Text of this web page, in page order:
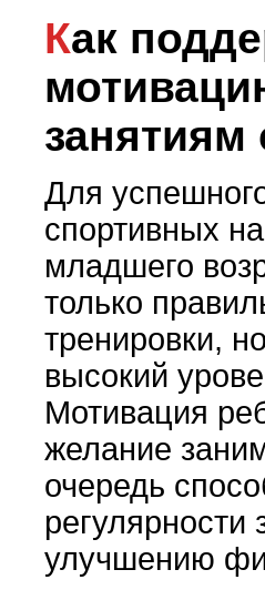
Как поддержать
занятиям
Для
спортивных
младшего
только
тренировки,
высокий
Мотивация
желание
очередь
регулярности
улучшению